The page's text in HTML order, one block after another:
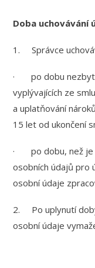
Doba uchovávání
1. Správce
· po dobu
vyplývajících ze
a uplatňování
15 let od ukončení
· po dobu, než je
osobních údajů pro
osobní údaje
2. Po uplynutí
osobní údaje